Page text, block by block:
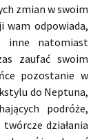
zmian w swoim
wam odpowiada,
inne natomiast
zaufać swoim
pozostanie w
do Neptuna,
podróże,
działania